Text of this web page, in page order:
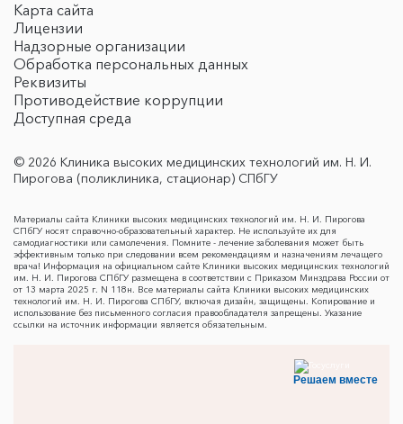
Карта сайта
Лицензии
Надзорные организации
Обработка персональных данных
Реквизиты
Противодействие коррупции
Доступная среда
© 2026 Клиника высоких медицинских технологий им. Н. И.
Пирогова (поликлиника, стационар) СПбГУ
Материалы сайта Клиники высоких медицинских технологий им. Н. И. Пирогова
СПбГУ носят справочно-образовательный характер. Не используйте их для
самодиагностики или самолечения. Помните - лечение заболевания может быть
эффективным только при следовании всем рекомендациям и назначениям лечащего
врача! Информация на официальном сайте Клиники высоких медицинских технологий
им. Н. И. Пирогова СПбГУ размещена в соответствии с Приказом Минздрава России от
от 13 марта 2025 г. N 118н. Все материалы сайта Клиники высоких медицинских
технологий им. Н. И. Пирогова СПбГУ, включая дизайн, защищены. Копирование и
использование без письменного согласия правообладателя запрещены. Указание
ссылки на источник информации является обязательным.
Решаем вместе